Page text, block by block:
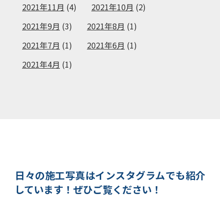
2021年11月 (4) 2021年10月 (2)
2021年9月 (3) 2021年8月 (1)
2021年7月 (1) 2021年6月 (1)
2021年4月 (1)
日々の施工写真はインスタグラムでも紹介
しています！ ぜひご覧ください！